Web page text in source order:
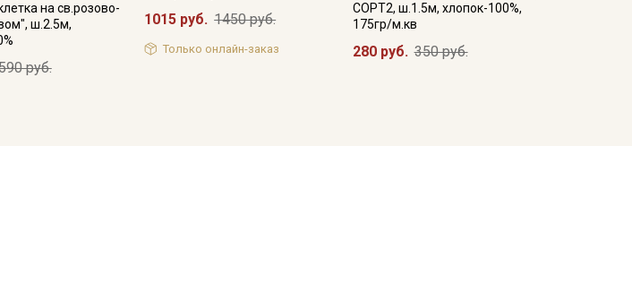
на св.розово-
ш.2.5м,
руб.
1015 руб. 1450 руб.
Только онлайн-заказ
СОРТ2, ш.1.5м, хлопок-100%,
175гр/м.кв
280 руб. 350 руб.